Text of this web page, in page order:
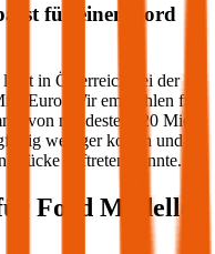
für einen
Ford
liegt in Österreich bei der
Euro. Wir empfehlen für
von mindestens 20 Mio.
weniger kosten und
auftreten könnte.
Ford Modelle